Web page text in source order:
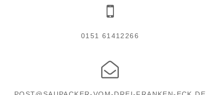
0151 61412266